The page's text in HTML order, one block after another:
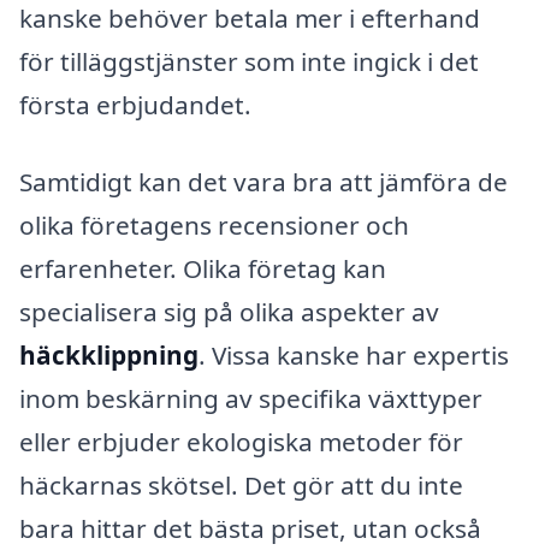
kanske behöver betala mer i efterhand
för tilläggstjänster som inte ingick i det
första erbjudandet.
Samtidigt kan det vara bra att jämföra de
olika företagens recensioner och
erfarenheter. Olika företag kan
specialisera sig på olika aspekter av
häckklippning. Vissa kanske har expertis
inom beskärning av specifika växttyper
eller erbjuder ekologiska metoder för
häckarnas skötsel. Det gör att du inte
bara hittar det bästa priset, utan också